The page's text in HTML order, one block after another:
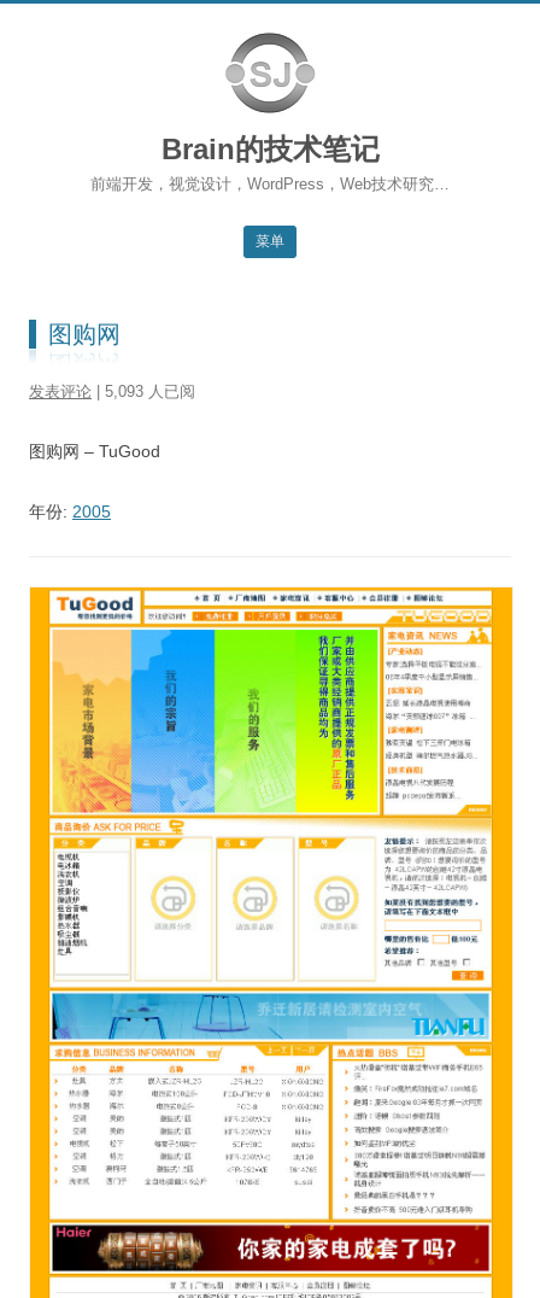
Brain的技术笔记
前端开发，视觉设计，WordPress，Web技术研究…
菜单
杂项研究
关于本站
图购网
发表评论 | 5,093 人已阅
图购网 – TuGood
年份: 2005